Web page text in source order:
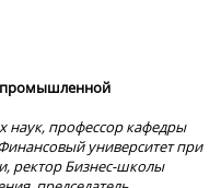
промышленной
наук, профессор кафедры
университет при
ректор Бизнес-школы